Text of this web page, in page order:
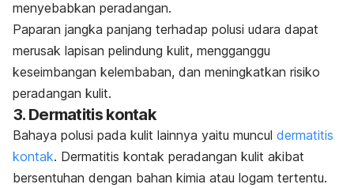
menyebabkan peradangan.
Paparan jangka panjang terhadap polusi udara dapat
merusak lapisan pelindung kulit, mengganggu
keseimbangan kelembaban, dan meningkatkan risiko
peradangan kulit.
3. Dermatitis kontak
Bahaya polusi pada kulit lainnya yaitu muncul dermatitis
kontak. Dermatitis kontak peradangan kulit akibat
bersentuhan dengan bahan kimia atau logam tertentu.